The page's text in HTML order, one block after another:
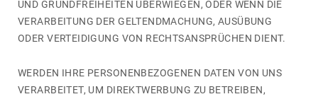
UND GRUND­FREI­HEITEN ÜBERWIEGEN, ODER WENN DIE
VERAR­BEI­TUNG DER GELTEND­MA­CHUNG, AUSÜBUNG
ODER VERTEI­DI­GUNG VON RECHTS­ANSPRÜCHEN DIENT.
WERDEN IHRE PERSO­NEN­BE­ZO­GENEN DATEN VON UNS
VERAR­BEITET, UM DIREKT­WER­BUNG ZU BETREIBEN,